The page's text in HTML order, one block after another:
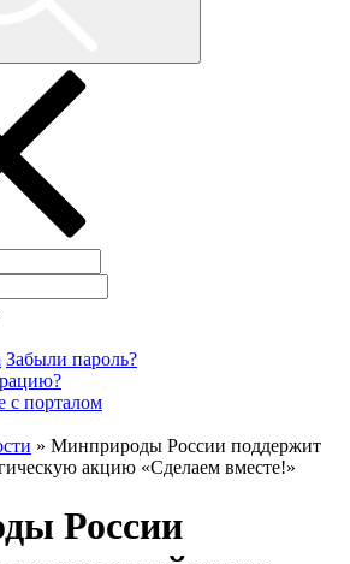
Забыли пароль?
с порталом
» Минприроды России поддержит
акцию «Сделаем вместе!»
России